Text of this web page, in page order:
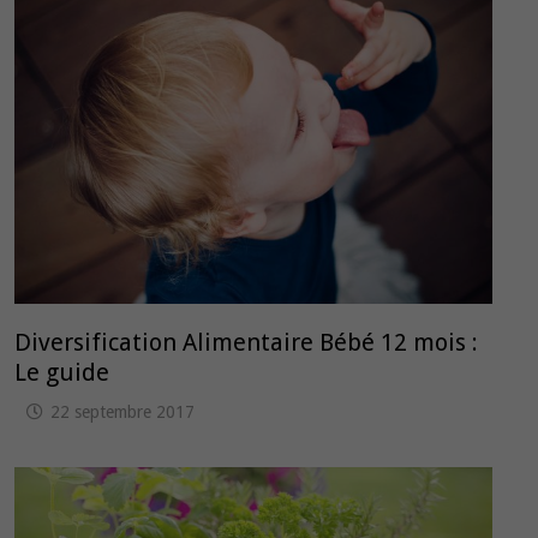
Diversification Alimentaire Bébé 12 mois :
Le guide
22 septembre 2017